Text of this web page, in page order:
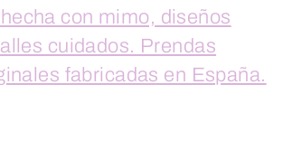
con mimo, diseños
cuidados. Prendas
fabricadas en España.